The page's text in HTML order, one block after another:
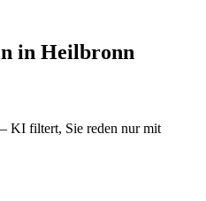
in Heilbronn
KI filtert, Sie reden nur mit